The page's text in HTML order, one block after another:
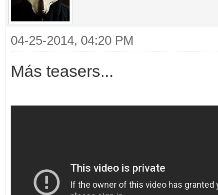
04-25-2014, 04:20 PM
Más teasers...